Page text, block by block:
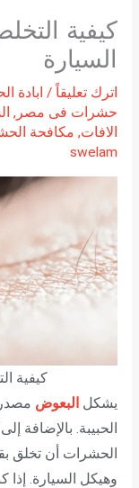
كيفية
السيارة
اترك تعليقاً / ابادة
حشرات فى مصر ,
الافات, مكافحة
swelam
كيفية
يشكل البعوض
الحبيبة. بالإضافة
الحشرات أن تخلق
وهيكل السيارة.